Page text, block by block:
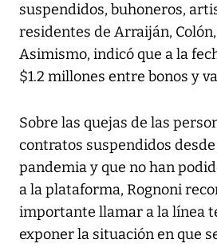
suspendidos, buhoneros,
residentes de Arraiján,
Asimismo, indicó que a la
$1.2 millones entre bonos y
Sobre las quejas de las
contratos suspendidos
pandemia y que no han
a la plataforma, Rognoni
importante llamar a la línea
exponer la situación en que